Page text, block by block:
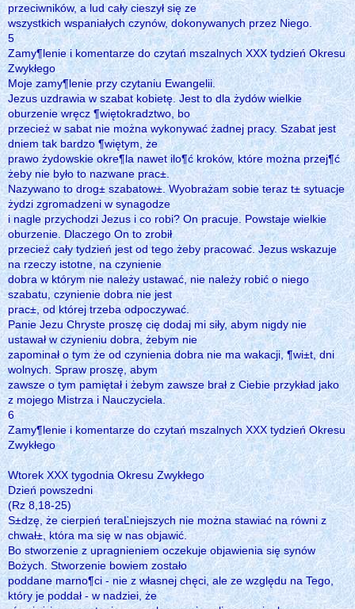
przeciwników, a lud cały cieszył się ze
wszystkich wspaniałych czynów, dokonywanych przez Niego.
5
Zamy¶lenie i komentarze do czytań mszalnych XXX tydzień Okresu
Zwykłego
Moje zamy¶lenie przy czytaniu Ewangelii.
Jezus uzdrawia w szabat kobietę. Jest to dla żydów wielkie
oburzenie wręcz ¶więtokradztwo, bo
przecież w sabat nie można wykonywać żadnej pracy. Szabat jest
dniem tak bardzo ¶więtym, że
prawo żydowskie okre¶la nawet ilo¶ć kroków, które można przej¶ć
żeby nie było to nazwane prac±.
Nazywano to drog± szabatow±. Wyobrażam sobie teraz t± sytuacje
żydzi zgromadzeni w synagodze
i nagle przychodzi Jezus i co robi? On pracuje. Powstaje wielkie
oburzenie. Dlaczego On to zrobił
przecież cały tydzień jest od tego żeby pracować. Jezus wskazuje
na rzeczy istotne, na czynienie
dobra w którym nie należy ustawać, nie należy robić o niego
szabatu, czynienie dobra nie jest
prac±, od której trzeba odpoczywać.
Panie Jezu Chryste proszę cię dodaj mi siły, abym nigdy nie
ustawał w czynieniu dobra, żebym nie
zapominał o tym że od czynienia dobra nie ma wakacji, ¶wi±t, dni
wolnych. Spraw proszę, abym
zawsze o tym pamiętał i żebym zawsze brał z Ciebie przykład jako
z mojego Mistrza i Nauczyciela.
6
Zamy¶lenie i komentarze do czytań mszalnych XXX tydzień Okresu
Zwykłego
Wtorek XXX tygodnia Okresu Zwykłego
Dzień powszedni
(Rz 8,18-25)
S±dzę, że cierpień teraĽniejszych nie można stawiać na równi z
chwał±, która ma się w nas objawić.
Bo stworzenie z upragnieniem oczekuje objawienia się synów
Bożych. Stworzenie bowiem zostało
poddane marno¶ci - nie z własnej chęci, ale ze względu na Tego,
który je poddał - w nadziei, że